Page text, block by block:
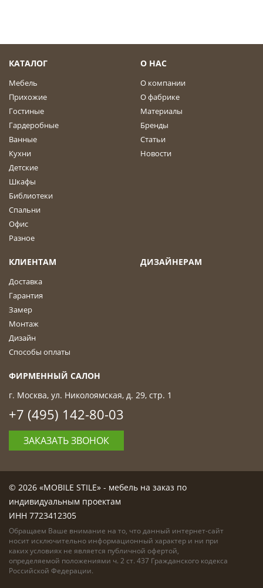
КАТАЛОГ
Мебель
Прихожие
Гостиные
Гардеробные
Ванные
Кухни
Детские
Шкафы
Библиотеки
Спальни
Офис
Разное
О НАС
О компании
О фабрике
Материалы
Бренды
Статьи
Новости
КЛИЕНТАМ
Доставка
Гарантия
Замер
Монтаж
Дизайн
Способы оплаты
ДИЗАЙНЕРАМ
ФИРМЕННЫЙ САЛОН
г. Москва, ул. Николоямская, д. 29, стр. 1
+7 (495) 142-80-03
ЗАКАЗАТЬ ЗВОНОК
© 2026 «MOBILE STILE» - мебель на заказ по
индивидуальным проектам
ИНН 7723412305
Обращаем Ваше внимание на то, что данный интернет-сайт
носит исключительно информационный характер и ни при
каких условиях не является публичной офертой,
определяемой положениями ч. 2 ст. 437 Гражданского кодекса
Российской Федерации.